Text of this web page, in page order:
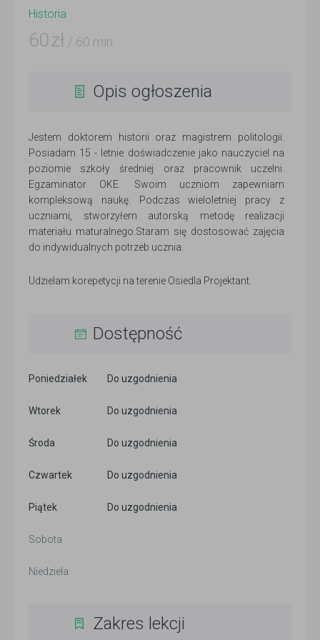
Historia
60 zł / 60 min
Opis ogłoszenia
Jestem doktorem historii oraz magistrem politologii.
Posiadam 15 - letnie doświadczenie jako nauczyciel na
poziomie szkoły średniej oraz pracownik uczelni.
Egzaminator OKE. Swoim uczniom zapewniam
kompleksową naukę. Podczas wieloletniej pracy z
uczniami, stworzyłem autorską metodę realizacji
materiału maturalnego.Staram się dostosować zajęcia
do indywidualnych potrzeb ucznia.
Udzielam korepetycji na terenie Osiedla Projektant.
Dostępność
Poniedziałek Do uzgodnienia
Wtorek Do uzgodnienia
Środa Do uzgodnienia
Czwartek Do uzgodnienia
Piątek Do uzgodnienia
Sobota
Niedziela
Zakres lekcji